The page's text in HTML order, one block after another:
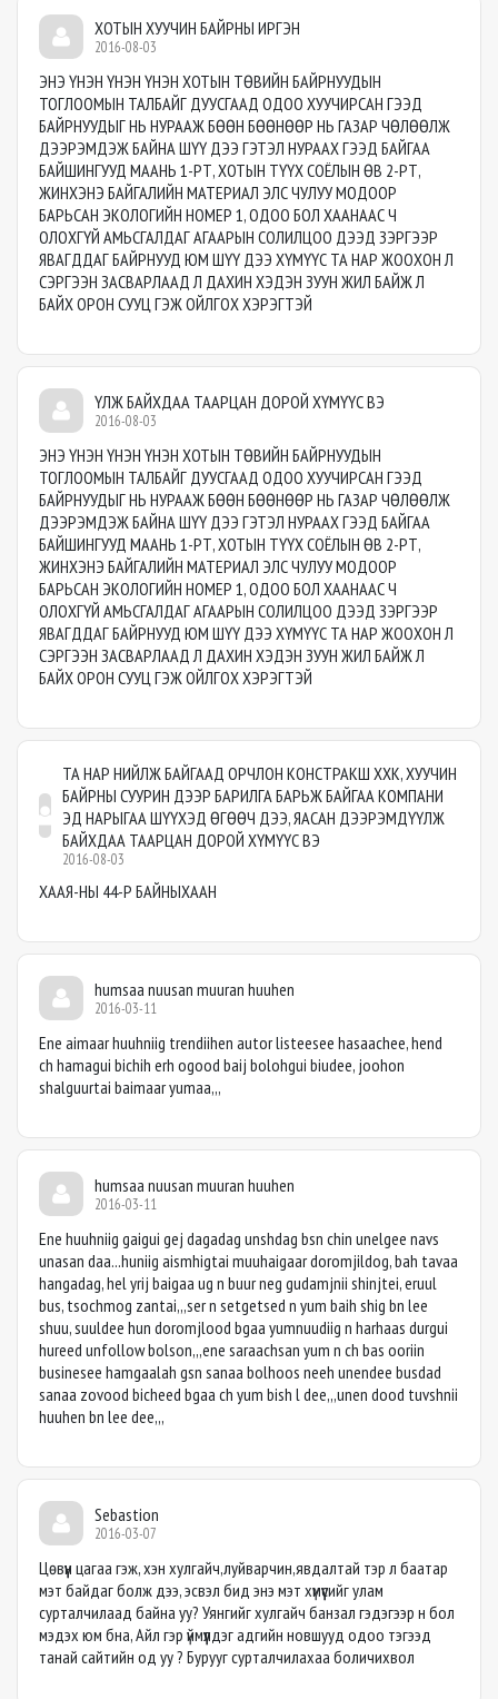
ХОТЫН ХУУЧИН БАЙРНЫ ИРГЭН
2016-08-03
ЭНЭ ҮНЭН ҮНЭН ҮНЭН ХОТЫН ТӨВИЙН БАЙРНУУДЫН
ТОГЛООМЫН ТАЛБАЙГ ДУУСГААД ОДОО ХУУЧИРСАН ГЭЭД
БАЙРНУУДЫГ НЬ НУРААЖ БӨӨН БӨӨНӨӨР НЬ ГАЗАР ЧӨЛӨӨЛЖ
ДЭЭРЭМДЭЖ БАЙНА ШҮҮ ДЭЭ ГЭТЭЛ НУРААХ ГЭЭД БАЙГАА
БАЙШИНГУУД МААНЬ 1-РТ, ХОТЫН ТҮҮХ СОЁЛЫН ӨВ 2-РТ,
ЖИНХЭНЭ БАЙГАЛИЙН МАТЕРИАЛ ЭЛС ЧУЛУУ МОДООР
БАРЬСАН ЭКОЛОГИЙН НОМЕР 1, ОДОО БОЛ ХААНААС Ч
ОЛОХГҮЙ АМЬСГАЛДАГ АГААРЫН СОЛИЛЦОО ДЭЭД ЗЭРГЭЭР
ЯВАГДДАГ БАЙРНУУД ЮМ ШҮҮ ДЭЭ ХҮМҮҮС ТА НАР ЖООХОН Л
СЭРГЭЭН ЗАСВАРЛААД Л ДАХИН ХЭДЭН ЗУУН ЖИЛ БАЙЖ Л
БАЙХ ОРОН СУУЦ ГЭЖ ОЙЛГОХ ХЭРЭГТЭЙ
ҮЛЖ БАЙХДАА ТААРЦАН ДОРОЙ ХҮМҮҮС ВЭ
2016-08-03
ЭНЭ ҮНЭН ҮНЭН ҮНЭН ХОТЫН ТӨВИЙН БАЙРНУУДЫН
ТОГЛООМЫН ТАЛБАЙГ ДУУСГААД ОДОО ХУУЧИРСАН ГЭЭД
БАЙРНУУДЫГ НЬ НУРААЖ БӨӨН БӨӨНӨӨР НЬ ГАЗАР ЧӨЛӨӨЛЖ
ДЭЭРЭМДЭЖ БАЙНА ШҮҮ ДЭЭ ГЭТЭЛ НУРААХ ГЭЭД БАЙГАА
БАЙШИНГУУД МААНЬ 1-РТ, ХОТЫН ТҮҮХ СОЁЛЫН ӨВ 2-РТ,
ЖИНХЭНЭ БАЙГАЛИЙН МАТЕРИАЛ ЭЛС ЧУЛУУ МОДООР
БАРЬСАН ЭКОЛОГИЙН НОМЕР 1, ОДОО БОЛ ХААНААС Ч
ОЛОХГҮЙ АМЬСГАЛДАГ АГААРЫН СОЛИЛЦОО ДЭЭД ЗЭРГЭЭР
ЯВАГДДАГ БАЙРНУУД ЮМ ШҮҮ ДЭЭ ХҮМҮҮС ТА НАР ЖООХОН Л
СЭРГЭЭН ЗАСВАРЛААД Л ДАХИН ХЭДЭН ЗУУН ЖИЛ БАЙЖ Л
БАЙХ ОРОН СУУЦ ГЭЖ ОЙЛГОХ ХЭРЭГТЭЙ
ТА НАР НИЙЛЖ БАЙГААД ОРЧЛОН КОНСТРАКШ ХХК, ХУУЧИН
БАЙРНЫ СУУРИН ДЭЭР БАРИЛГА БАРЬЖ БАЙГАА КОМПАНИ
ЭД НАРЫГАА ШҮҮХЭД ӨГӨӨЧ ДЭЭ, ЯАСАН ДЭЭРЭМДҮҮЛЖ
БАЙХДАА ТААРЦАН ДОРОЙ ХҮМҮҮС ВЭ
2016-08-03
ХААЯ-НЫ 44-Р БАЙНЫХААН
humsaa nuusan muuran huuhen
2016-03-11
Ene aimaar huuhniig trendiihen autor listeesee hasaachee, hend
ch hamagui bichih erh ogood baij bolohgui biudee, joohon
shalguurtai baimaar yumaa,,,
humsaa nuusan muuran huuhen
2016-03-11
Ene huuhniig gaigui gej dagadag unshdag bsn chin unelgee navs
unasan daa...huniig aismhigtai muuhaigaar doromjildog, bah tavaa
hangadag, hel yrij baigaa ug n buur neg gudamjnii shinjtei, eruul
bus, tsochmog zantai,,,ser n setgetsed n yum baih shig bn lee
shuu, suuldee hun doromjlood bgaa yumnuudiig n harhaas durgui
hureed unfollow bolson,,,ene saraachsan yum n ch bas ooriin
businesee hamgaalah gsn sanaa bolhoos neeh unendee busdad
sanaa zovood bicheed bgaa ch yum bish l dee,,,unen dood tuvshnii
huuhen bn lee dee,,,
Sebastion
2016-03-07
Цөвүүн цагаа гэж, хэн хулгайч,луйварчин,явдалтай тэр л баатар
мэт байдаг болж дээ, эсвэл бид энэ мэт хүмүүсийг улам
сурталчилаад байна уу? Уянгийг хулгайч банзал гэдэгээр н бол
мэдэх юм бна, Айл гэр үймүүлдэг адгийн новшууд одоо тэгээд
танай сайтийн од уу ? Бурууг сурталчилахаа боличихвол